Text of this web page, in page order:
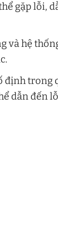
gặp lỗi,
và hệ
định trong
dẫn đến